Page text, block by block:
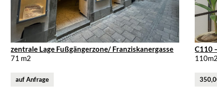
?>
zentrale Lage Fußgängerzone/ Franziskanergasse
71 m2
auf Anfrage
?>
C110